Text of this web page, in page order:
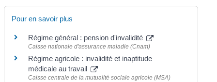
Pour en savoir plus
Régime général : pension d'invalidité
Caisse nationale d'assurance maladie (Cnam)
Régime agricole : invalidité et inaptitude
médicale au travail
Caisse centrale de la mutualité sociale agricole (MSA)